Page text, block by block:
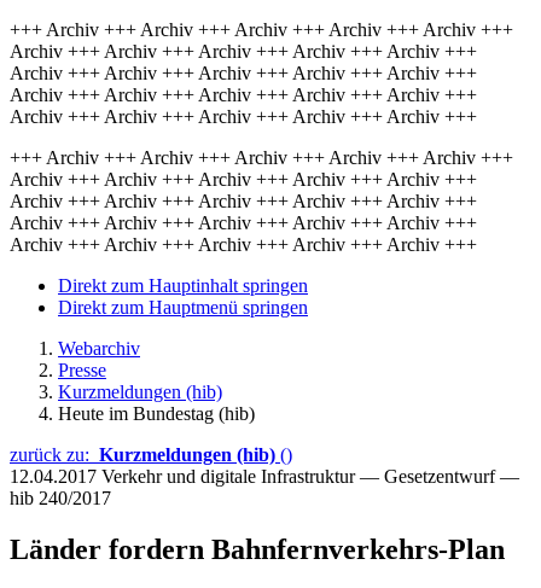
+++ Archiv +++ Archiv +++ Archiv +++ Archiv +++ Archiv +++
Archiv +++ Archiv +++ Archiv +++ Archiv +++ Archiv +++
Archiv +++ Archiv +++ Archiv +++ Archiv +++ Archiv +++
Archiv +++ Archiv +++ Archiv +++ Archiv +++ Archiv +++
Archiv +++ Archiv +++ Archiv +++ Archiv +++ Archiv +++
+++ Archiv +++ Archiv +++ Archiv +++ Archiv +++ Archiv +++
Archiv +++ Archiv +++ Archiv +++ Archiv +++ Archiv +++
Archiv +++ Archiv +++ Archiv +++ Archiv +++ Archiv +++
Archiv +++ Archiv +++ Archiv +++ Archiv +++ Archiv +++
Archiv +++ Archiv +++ Archiv +++ Archiv +++ Archiv +++
Direkt zum Hauptinhalt springen
Direkt zum Hauptmenü springen
Webarchiv
Presse
Kurzmeldungen (hib)
Heute im Bundestag (hib)
zurück zu: Kurzmeldungen (hib) ()
12.04.2017 Verkehr und digitale Infrastruktur — Gesetzentwurf —
hib 240/2017
Länder fordern Bahnfernverkehrs-Plan